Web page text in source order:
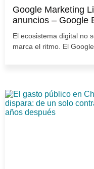
Google Marketing
anuncios – Google
El ecosistema digital no
marca el ritmo. El